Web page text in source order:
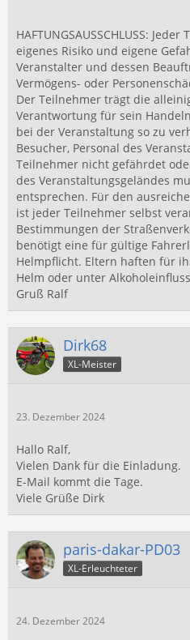
HAFTUNGSAUSSCHLUSS:
eigenes Risiko und eigene
Veranstalter und dessen
Vermögens- oder
Der Teilnehmer trägt die
Verantwortung für sein
bei der Veranstaltung so zu
Besucher, Personal des
Teilnehmer nicht gefährdet
des Veranstaltungsgeländes
entsprechen. Für den
ist jeder Teilnehmer selbst
Bestimmungen der
benötigt eine für gültige
Helmpflicht. Eltern haften für
Helm oder unter
Gruß Ralf
Dirk68
XL-Meister
23. Dezember 2024
Hallo Ralf,
Vielen Dank für die Einladung.
E-Mail kommt die Tage.
Viele Grüße Dirk
paris-dakar-PD03
XL-Erleuchteter
24. Dezember 2024